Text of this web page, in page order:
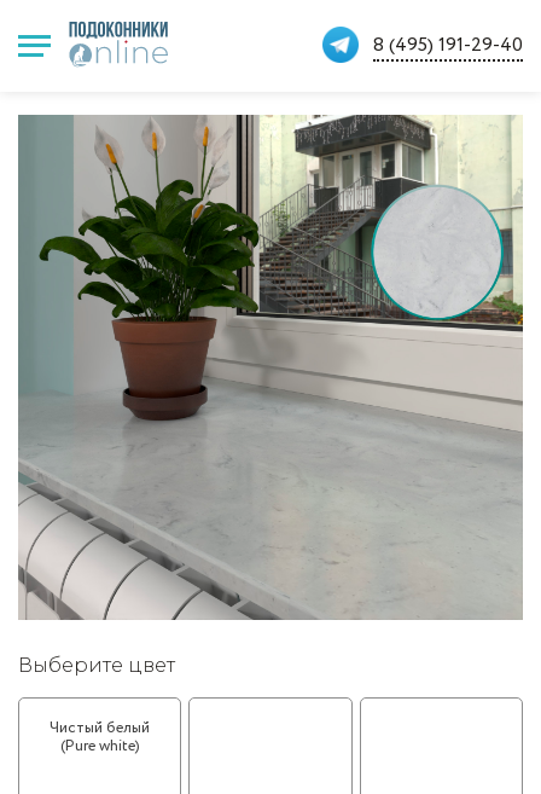
8 (495) 191-29-40
Выберите цвет
Чистый белый
(Pure white)